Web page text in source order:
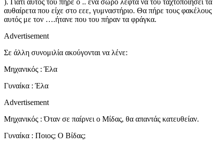
αυθαίρετα που είχε στο εεε, γυμναστήριο. Θα πήρε τους φακέλους
αυτός με τον ….ήτανε που του πήραν τα φράγκα.
Advertisement
Σε άλλη συνομιλία ακούγονται να λένε:
Μηχανικός : Έλα
Γυναίκα : Έλα
Advertisement
Μηχανικός : Όταν σε παίρνει ο Μίδας, θα απαντάς κατευθείαν.
Γυναίκα : Ποιος; Ο Βίδας;